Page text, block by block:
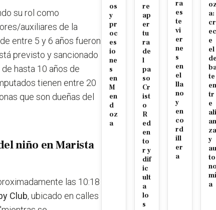
su rol como
auxiliares de la
entre 5 y 6 años fueron
previsto y sancionado
hasta 10 años de
tienen entre 20
que son dueñas del
niño en Marista
las 10:18
Club, ubicado en calles
os
y
pr
oc
es
io
ne
s
en
M
en
d
oz
a
re
ap
er
tu
ra
de
l
pa
so
Cr
ist
o
R
ed
en
to
r y
dif
ic
ult
a
lo
s
ra
es
te
vi
er
ne
s
en
el
lla
no
y
en
co
rd
ill
er
a
a:
cr
ec
e
el
te
en
tr
e
ali
an
za
y
au
to
mí
a